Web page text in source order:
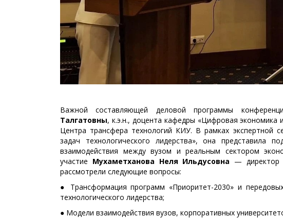
Важной составляющей деловой программы
Талгатовны, к.э.н., доцента кафедры «Цифровая экономика
Центра трансфера технологий КИУ. В рамках экспертной
задач технологического лидерства», она представила
взаимодействия между вузом и реальным сектором
участие Мухаметханова Неля Ильдусовна — директор
рассмотрели следующие вопросы:
● Трансформация программ «Приоритет-2030» и
технологического лидерства;
● Модели взаимодействия вузов, корпоративных